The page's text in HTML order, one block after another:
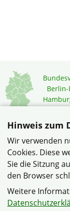
©
Hinweis zum
Wir verwenden
Cookies. Diese
Sie die Sitzung
den Browser
Weitere